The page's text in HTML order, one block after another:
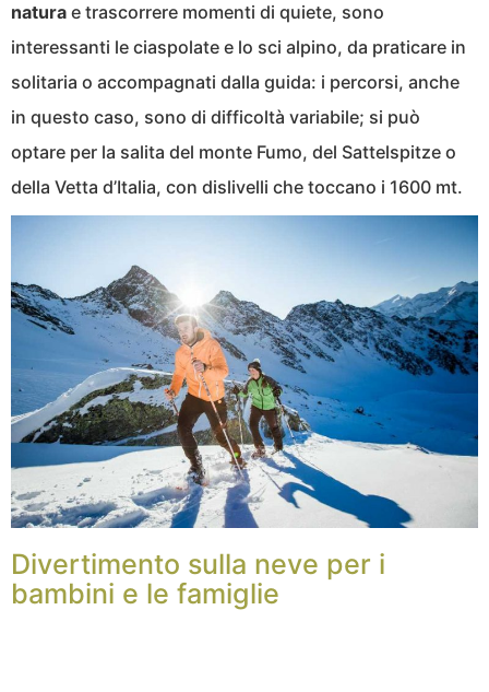
natura e trascorrere momenti di quiete, sono
interessanti le ciaspolate e lo sci alpino, da praticare in
solitaria o accompagnati dalla guida: i percorsi, anche
in questo caso, sono di difficoltà variabile; si può
optare per la salita del monte Fumo, del Sattelspitze o
della Vetta d’Italia, con dislivelli che toccano i 1600 mt.
Divertimento sulla neve per i
bambini e le famiglie